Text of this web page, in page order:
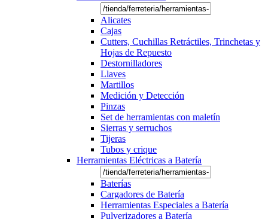
Alicates
Cajas
Cutters, Cuchillas Retráctiles, Trinchetas y
Hojas de Repuesto
Destornilladores
Llaves
Martillos
Medición y Detección
Pinzas
Set de herramientas con maletín
Sierras y serruchos
Tijeras
Tubos y crique
Herramientas Eléctricas a Batería
Baterías
Cargadores de Batería
Herramientas Especiales a Batería
Pulverizadores a Batería